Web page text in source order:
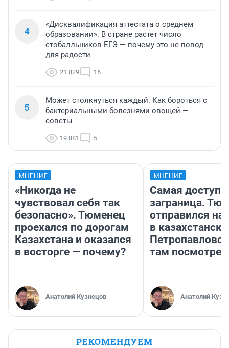
4
«Дисквалификация аттестата о среднем
образовании». В стране растет число
стобалльников ЕГЭ — почему это не повод
для радости
21 829 16
5
Может столкнуться каждый. Как бороться с
бактериальными болезнями овощей —
советы
19 881 5
МНЕНИЕ
«Никогда не
чувствовал себя так
безопасно». Тюменец
проехался по дорогам
Казахстана и оказался
в восторге — почему?
Анатолий Кузнецов
МНЕНИЕ
Самая
заграница.
отправился
в
там
Анатолий
РЕКОМЕНДУЕМ